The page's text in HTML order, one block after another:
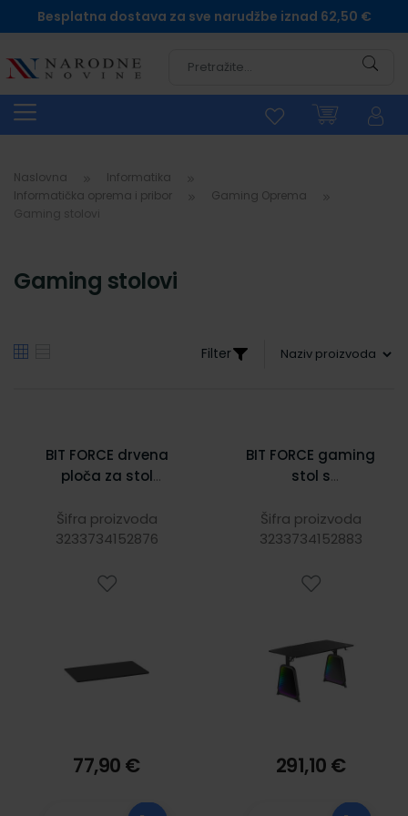
Besplatna dostava za sve narudžbe iznad 62,50 €
Naslovna
Informatika
Informatička oprema i pribor
Gaming Oprema
Gaming stolovi
Filter
BIT FORCE drvena
ploča za stol
za noge MASTER
PRO XL DM-14-8,
Šifra proizvoda
3233734152876
77,90 €
BIT FORCE gaming
stol s
osvjetljenjem
NEXUS XL GD-14-7
Šifra proizvoda
3233734152883
291,10 €